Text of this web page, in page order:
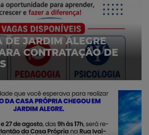
DE JARDIM ALEGRE
CONTRATAÇÃO DE